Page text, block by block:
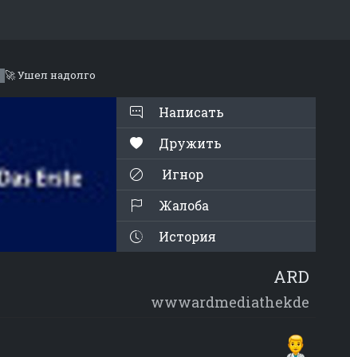
🚀 Ушел надолго
Написать
Дружить
Игнор
Жалоба
История
ARD
wwwardmediathekde